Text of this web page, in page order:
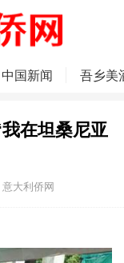
中国新闻 吾乡美
在坦桑尼亚
意大利侨网